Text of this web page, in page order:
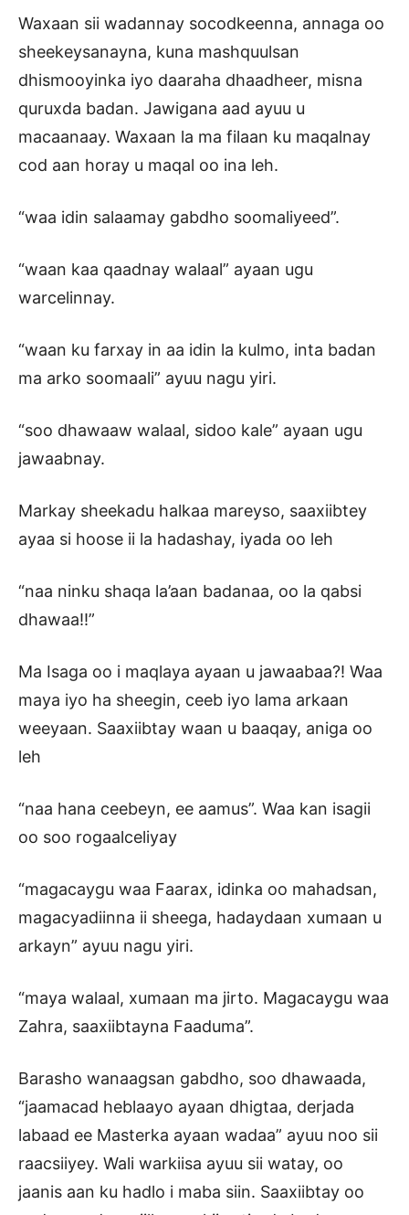
Waxaan sii wadannay socodkeenna, annaga oo
sheekeysanayna, kuna mashquulsan
dhismooyinka iyo daaraha dhaadheer, misna
quruxda badan. Jawigana aad ayuu u
macaanaay. Waxaan la ma filaan ku maqalnay
cod aan horay u maqal oo ina leh.
“waa idin salaamay gabdho soomaliyeed”.
“waan kaa qaadnay walaal” ayaan ugu
warcelinnay.
“waan ku farxay in aa idin la kulmo, inta badan
ma arko soomaali” ayuu nagu yiri.
“soo dhawaaw walaal, sidoo kale” ayaan ugu
jawaabnay.
Markay sheekadu halkaa mareyso, saaxiibtey
ayaa si hoose ii la hadashay, iyada oo leh
“naa ninku shaqa la’aan badanaa, oo la qabsi
dhawaa!!”
Ma Isaga oo i maqlaya ayaan u jawaabaa?! Waa
maya iyo ha sheegin, ceeb iyo lama arkaan
weeyaan. Saaxiibtay waan u baaqay, aniga oo
leh
“naa hana ceebeyn, ee aamus”. Waa kan isagii
oo soo rogaalceliyay
“magacaygu waa Faarax, idinka oo mahadsan,
magacyadiinna ii sheega, hadaydaan xumaan u
arkayn” ayuu nagu yiri.
“maya walaal, xumaan ma jirto. Magacaygu waa
Zahra, saaxiibtayna Faaduma”.
Barasho wanaagsan gabdho, soo dhawaada,
“jaamacad heblaayo ayaan dhigtaa, derjada
labaad ee Masterka ayaan wadaa” ayuu noo sii
raacsiiyey. Wali warkiisa ayuu sii watay, oo
jaanis aan ku hadlo i maba siin. Saaxiibtay oo